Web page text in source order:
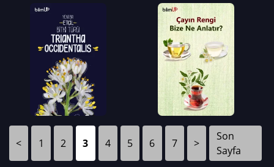
< 1 2 3 4 5 6 7 >
Son
Sayfa